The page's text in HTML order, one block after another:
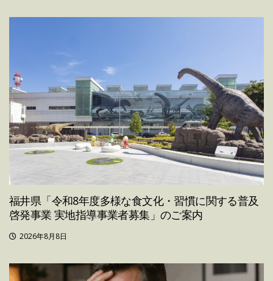
福井県「令和8年度多様な食文化・習慣に関する普及
啓発事業 実地指導事業者募集」のご案内
2026年8月8日